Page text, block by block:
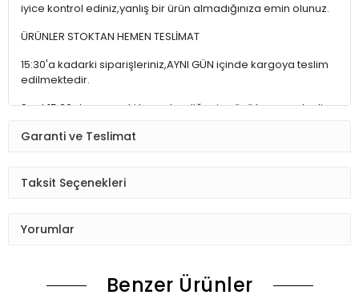
iyice kontrol ediniz,yanlış bir ürün almadığınıza emin olunuz.
ÜRÜNLER STOKTAN HEMEN TESLİMAT
15:30'a kadarki siparişleriniz,AYNI GÜN içinde kargoya teslim
edilmektedir.
Saat 15:30 dan sonraki kargolar,diğer iş günü kargoya teslim
Siparişiniz kontrol ediniz.Telefon adres email gibi yanlışlık
düzenlenmesini isteyiniz.
Sizinle irtibata gecektir.
Garanti ve Teslimat
Taksit Seçenekleri
Yorumlar
Benzer Ürünler